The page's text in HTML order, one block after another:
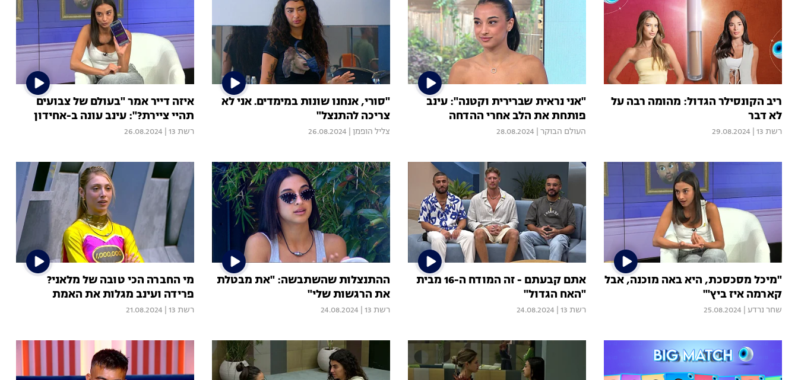
ריב הקונסילר הגדול: מהומה רבה על
לא דבר
רשת 13 29.08.2024
"אני נראית שברירית וקטנה": עינב
פותחת את הלב אחרי ההדחה
העולם הבוקר 28.08.2024
"סורי, אנחנו שונות במימדים. אני לא
צריכה להתנצל"
צליל הופמן 26.08.2024
איזה דייר אמר "בעולם של צבועים
תהיי ציירת?": עינב עונה ב-אחידון
רשת 13 26.08.2024
"מיכל מסכסכת, היא באה מוכנה, אבל
קארמה איז ביץ'"
שחר נרדע 25.08.2024
אתם קבעתם - זה המודח ה-16 מבית
"האח הגדול"
רשת 13 24.08.2024
ההתנצלות שהשתבשה: "את מבטלת
את הרגשות שלי"
רשת 13 24.08.2024
מי החברה הכי טובה של מלאני?
פרידה ועינב מגלות את האמת
רשת 13 21.08.2024